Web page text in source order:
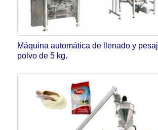
Máquina automática de llenado y
polvo de 5 kg.